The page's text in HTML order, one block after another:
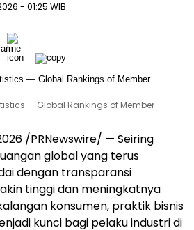
- 01:25 WIB
— Global Rankings of Member
/PRNewswire/ — Seiring
global yang terus
dengan transparansi
tinggi dan meningkatnya
konsumen, praktik bisnis
kunci bagi pelaku industri di